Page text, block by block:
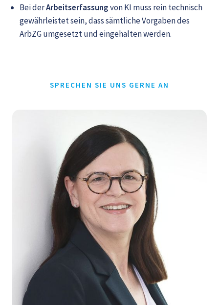
Bei derArbeitserfassungvon KI muss rein technisch
gewährleistet sein, dass sämtliche Vorgaben des
ArbZG umgesetzt und eingehalten werden.
SPRECHEN SIE UNS GERNE AN